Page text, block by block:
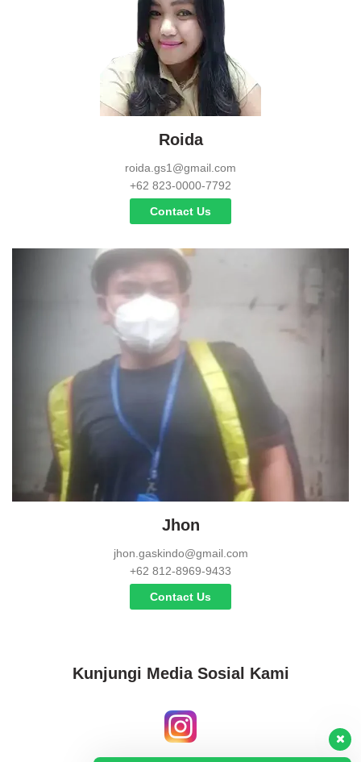
Roida
roida.gs1@gmail.com
+62 823-0000-7792
Contact Us
Jhon
jhon.gaskindo@gmail.com
+62 812-8969-9433
Contact Us
Kunjungi Media Sosial Kami